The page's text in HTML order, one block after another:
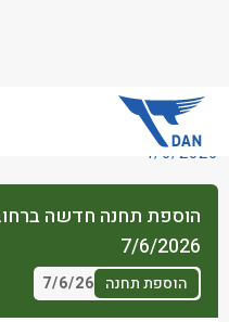
שִׂים
בְּאֲתָר
זֶה
מֻפְעֶלֶת
מַעֲרֶכֶת
נָגִישׁ
בִּקְלִיק
4/6/2026
הוספת תחנה חדשה
7/6/2026
הוספת תחנה 7/6/26